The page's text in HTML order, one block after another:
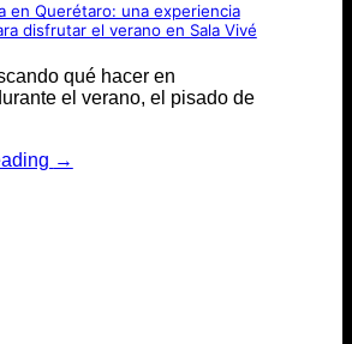
en Querétaro: una experiencia
disfrutar el verano en Sala Vivé
qué hacer en
el verano, el pisado de
→